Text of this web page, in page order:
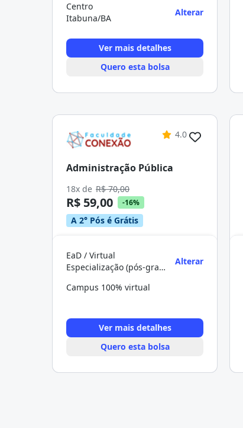
Centro
Itabuna/BA
Alterar
Ver mais detalhes
Quero esta bolsa
4.0
Administração Pública
18x de R$ 70,00
R$ 59,00 -16%
A 2° Pós é Grátis
EaD / Virtual
Especialização (pós-graduação)
Alterar
Campus 100% virtual
Ver mais detalhes
Quero esta bolsa